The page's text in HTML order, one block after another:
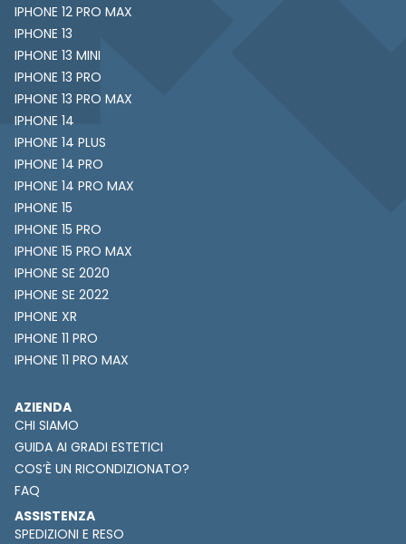
IPHONE 12 PRO MAX
IPHONE 13
IPHONE 13 MINI
IPHONE 13 PRO
IPHONE 13 PRO MAX
IPHONE 14
IPHONE 14 PLUS
IPHONE 14 PRO
IPHONE 14 PRO MAX
IPHONE 15
IPHONE 15 PRO
IPHONE 15 PRO MAX
IPHONE SE 2020
IPHONE SE 2022
IPHONE XR
IPHONE 11 PRO
IPHONE 11 PRO MAX
AZIENDA
CHI SIAMO
GUIDA AI GRADI ESTETICI
COS’È UN RICONDIZIONATO?
FAQ
ASSISTENZA
SPEDIZIONI E RESO